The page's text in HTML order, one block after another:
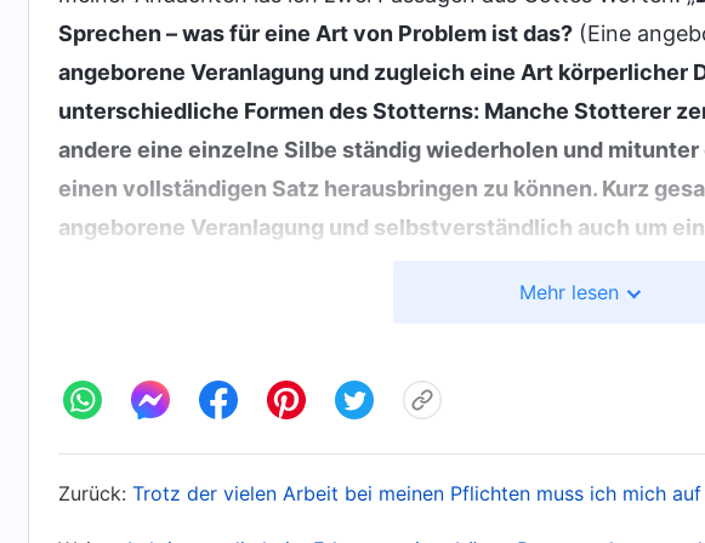
Sprechen – was für eine Art von Problem ist das? (Eine
angeborene Veranlagung und zugleich eine Art körperlicher
unterschiedliche Formen des Stotterns: Manche Stotterer
andere eine einzelne Silbe ständig wiederholen und mitunter
einen vollständigen Satz herausbringen zu können. Kurz
angeborene Veranlagung und selbstverständlich auch um
Disposition zusammen. Wenn jemand sagt: ‚Du stammelst,
Aussagen zutreffend?(Nein.)
Als ein Defekt oder ein Makel
irgendeinem Aspekt der verderbten Dispositionen einer
angeborene Veranlagung und eine Art körperlicher Defekt.
verderbten Dispositionen einer Person zusammen und hat
Wort, Bd. 7, Über das Streben nach der Wahrheit: Wie man nach der
Mehr lesen
Zurück: Trotz der vielen Arbeit bei meinen Pflichten muss ich mich